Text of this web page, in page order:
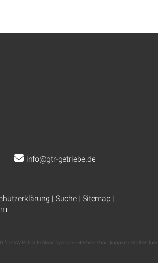
info@gtr-getriebe.de
| Suche| Sitemap |
fuer VW Polo V, Fehleranalyse vor Getriebeausbau Kupplungskolben fuer